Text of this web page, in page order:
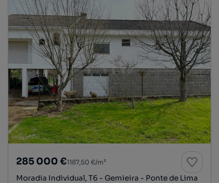
285 000 €1187,50 €/m²
Moradia Individual, T6 - Gemieira - Ponte de Lima